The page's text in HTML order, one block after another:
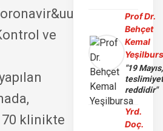
ve
klinikte
Prof Dr.
Behçet
Kemal
"19 Mayıs,
reddidir"
Yrd.
Doç.